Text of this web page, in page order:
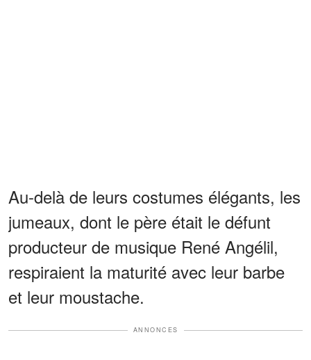
Au-delà de leurs costumes élégants, les
jumeaux, dont le père était le défunt
producteur de musique René Angélil,
respiraient la maturité avec leur barbe
et leur moustache.
ANNONCES